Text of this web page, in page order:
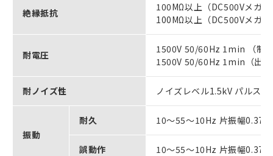
絶縁抵抗
100MΩ以上（DC500Vメガ
100MΩ以上（DC500Vメガ
耐電圧
1500V 50/60Hz 1min （制
1500V 50/60Hz 1min（出
耐ノイズ性 ノイズレベル1.5kV パルス
振動
耐久 10～55～10Hz 片振幅
誤動作 10～55～10Hz 片振幅